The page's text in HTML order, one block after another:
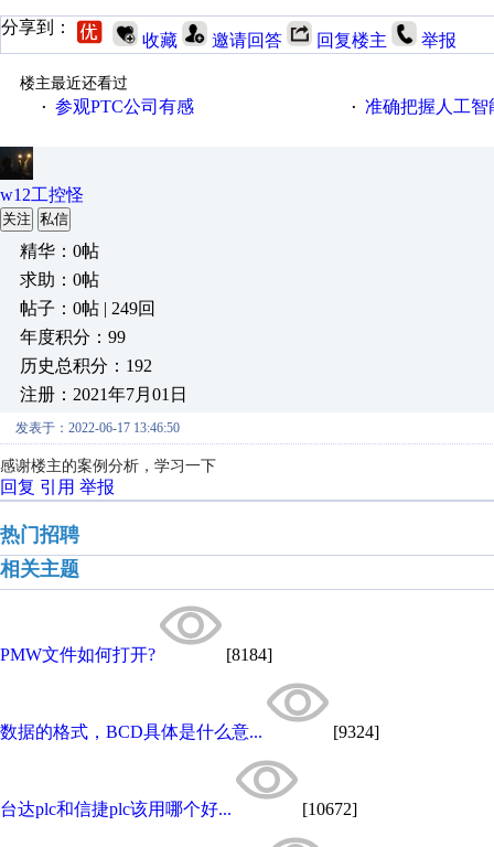
分享到：
收藏 邀请回答 回复楼主 举报
楼主最近还看过
· 参观PTC公司有感 · 准确把握人工
w12工控怪
关注 私信
精华：0帖
求助：0帖
帖子：0帖 | 249回
年度积分：99
历史总积分：192
注册：2021年7月01日
发表于：2022-06-17 13:46:50
感谢楼主的案例分析，学习一下
回复 引用 举报
热门招聘
相关主题
PMW文件如何打开? [8184]
数据的格式，BCD具体是什么意... [9324]
台达plc和信捷plc该用哪个好... [10672]